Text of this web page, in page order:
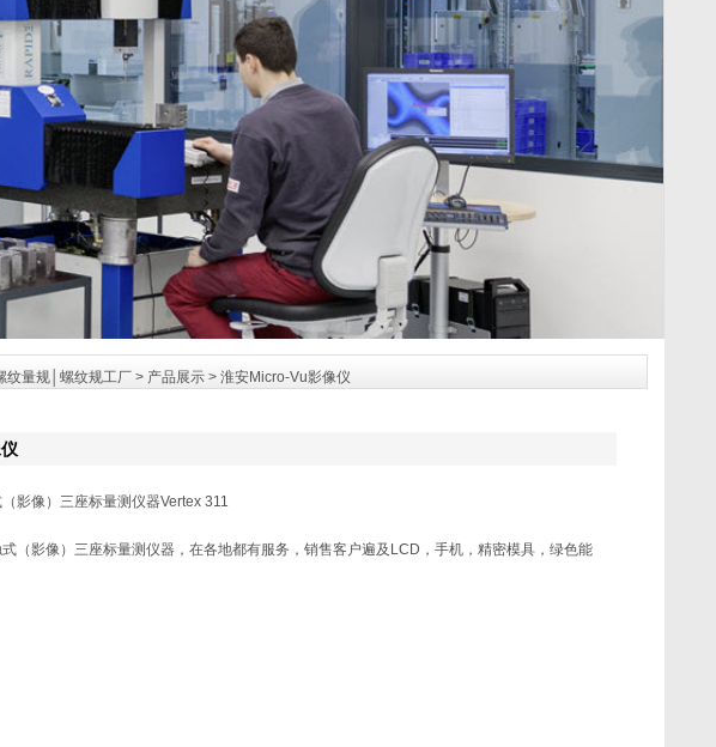
纹量规│螺纹规工厂 > 产品展示 > 淮安Micro-Vu影像仪
影像）三座标量测仪器Vertex 311
（影像）三座标量测仪器，在各地都有服务，销售客户遍及LCD，手机，精密模具，绿色能